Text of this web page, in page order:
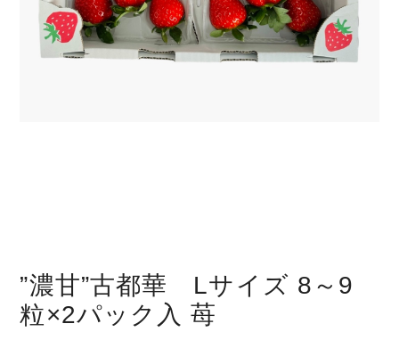
”濃甘”古都華 Lサイズ 8～9
粒×2パック入 苺